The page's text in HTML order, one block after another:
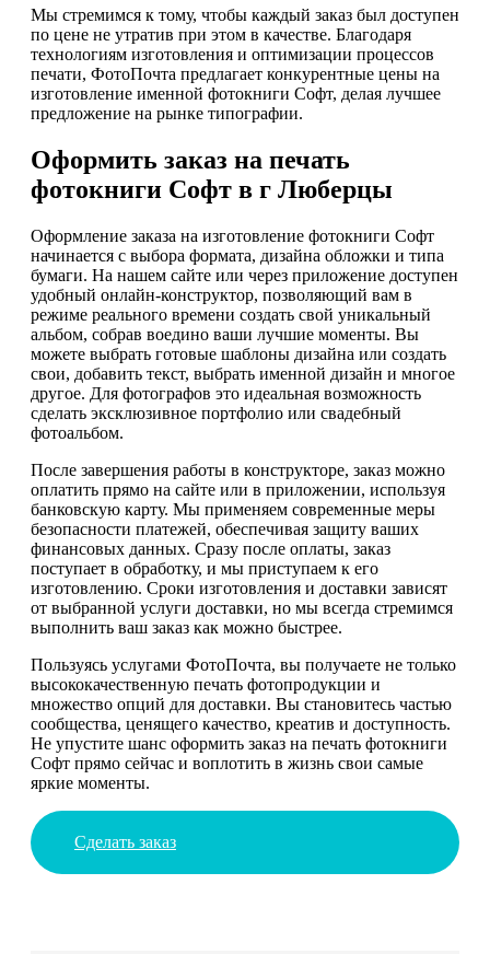
Мы стремимся к тому, чтобы каждый заказ был доступен
по цене не утратив при этом в качестве. Благодаря
технологиям изготовления и оптимизации процессов
печати, ФотоПочта предлагает конкурентные цены на
изготовление именной фотокниги Софт, делая лучшее
предложение на рынке типографии.
Оформить заказ на печать
фотокниги Софт в г Люберцы
Оформление заказа на изготовление фотокниги Софт
начинается с выбора формата, дизайна обложки и типа
бумаги. На нашем сайте или через приложение доступен
удобный онлайн-конструктор, позволяющий вам в
режиме реального времени создать свой уникальный
альбом, собрав воедино ваши лучшие моменты. Вы
можете выбрать готовые шаблоны дизайна или создать
свои, добавить текст, выбрать именной дизайн и многое
другое. Для фотографов это идеальная возможность
сделать эксклюзивное портфолио или свадебный
фотоальбом.
После завершения работы в конструкторе, заказ можно
оплатить прямо на сайте или в приложении, используя
банковскую карту. Мы применяем современные меры
безопасности платежей, обеспечивая защиту ваших
финансовых данных. Сразу после оплаты, заказ
поступает в обработку, и мы приступаем к его
изготовлению. Сроки изготовления и доставки зависят
от выбранной услуги доставки, но мы всегда стремимся
выполнить ваш заказ как можно быстрее.
Пользуясь услугами ФотоПочта, вы получаете не только
высококачественную печать фотопродукции и
множество опций для доставки. Вы становитесь частью
сообщества, ценящего качество, креатив и доступность.
Не упустите шанс оформить заказ на печать фотокниги
Софт прямо сейчас и воплотить в жизнь свои самые
яркие моменты.
Сделать заказ